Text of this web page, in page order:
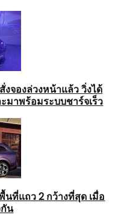
งจองล่วงหน้าแล้ว วิ่งได้
ะมาพร้อมระบบชาร์จเร็ว
นที่แถว 2 กว้างที่สุด เมื่อ
น